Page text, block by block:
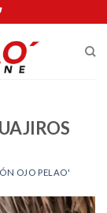
OJO PELAO'